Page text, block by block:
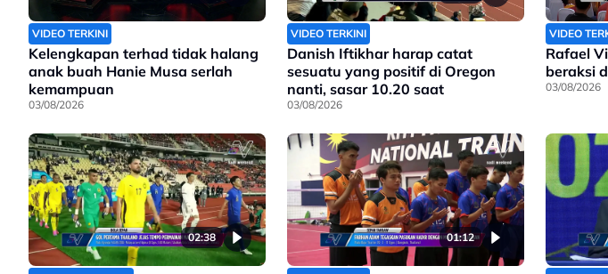
VIDEO TERKINI
Kelengkapan terhad tidak halang
anak buah Hanie Musa serlah
kemampuan
03/08/2026
VIDEO TERKINI
Danish Iftikhar harap catat
sesuatu yang positif di Oregon
nanti, sasar 10.20 saat
03/08/2026
VIDEO
Rafael
beraksi
03/08/2026
02:38 01:12